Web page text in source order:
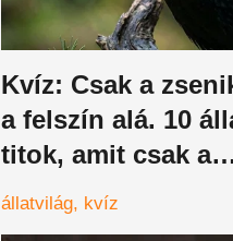
Kvíz: Csak a
a felszín alá. 10
titok, amit csak a
legélesebb
tudnak
állatvilág kvíz